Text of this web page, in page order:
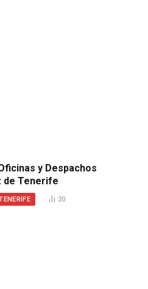
y Despachos
de Tenerife
20